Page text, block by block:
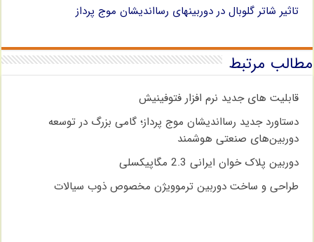
تاثیر شاتر گلوبال در دوربینهای رسااندیشان موج پرداز
مطالب مرتبط
قابلیت های جدید نرم افزار فتوفینیش
دستاورد جدید رسااندیشان موج پرداز؛ گامی بزرگ در توسعه
دوربین‌های صنعتی هوشمند
دوربین پلاک خوان ایرانی 2.3 مگاپیکسلی
طراحی و ساخت دوربین ترموویژن مخصوص ذوب سیالات